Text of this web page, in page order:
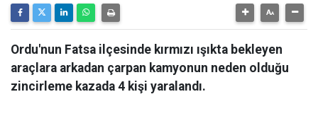
Ordu'nun Fatsa ilçesinde kırmızı ışıkta bekleyen
araçlara arkadan çarpan kamyonun neden olduğu
zincirleme kazada 4 kişi yaralandı.